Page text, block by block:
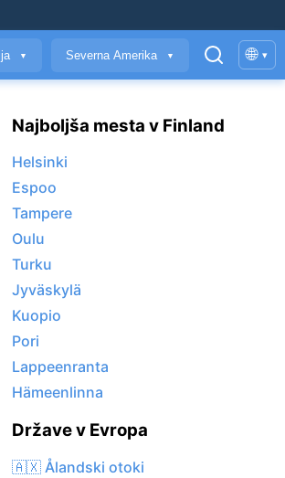
▼ Severna Amerika ▼ 🌐 ▾
Najboljša mesta v Finland
Helsinki
Espoo
Tampere
Oulu
Turku
Jyväskylä
Kuopio
Pori
Lappeenranta
Hämeenlinna
Države v Evropa
🇦🇽 Ålandski otoki